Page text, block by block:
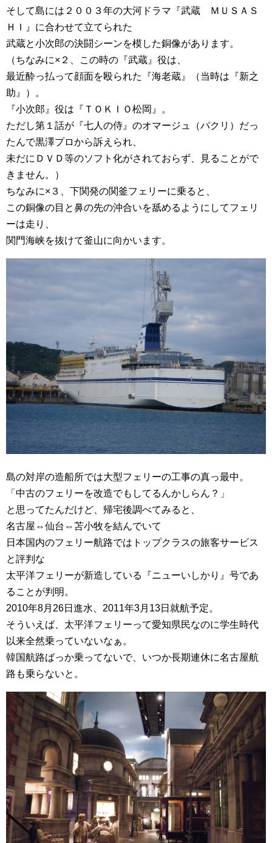
そして島には２００３年の大河ドラマ『武蔵 ＭＵＳＡＳ
ＨＩ』に合わせて立てられた
武蔵と小次郎の決闘シーンを模した銅像があります。
（ちなみに×２、この時の『武蔵』役は、
最近酔っ払って顔面を殴られた『海老蔵』（当時は『新之
助』）。
『小次郎』役は『ＴＯＫＩＯ松岡』。
ただし第１話が『七人の侍』のオマージュ（パクリ）だっ
たんで黒澤プロから訴えられ、
未だにＤＶＤ等のソフト化がされておらず、見ることがで
きません。）
ちなみに×３、下関発の関釜フェリーに乗ると、
この銅像の目と鼻の先の沖合いを舐めるようにしてフェリ
ーは走り、
関門海峡を抜けて釜山に向かいます。
島の対岸の造船所では大型フェリーの工事の真っ最中。
「中古のフェリーを改造でもしてるんかしらん？」
と思ってたんだけど、帰宅後調べてみると、
名古屋⇔仙台⇔苫小牧を結んでいて
日本国内のフェリー航路ではトップクラスの旅客サービス
と評判な
太平洋フェリーが新造している『ニューいしかり』号であ
ることが判明。
2010年8月26日進水、2011年3月13日就航予定。
そういえば、太平洋フェリーって愛知県民なのに学生時代
以来全然乗っていないなぁ。
韓国航路ばっか乗ってないで、いつか長期連休に名古屋航
路も乗らないと。